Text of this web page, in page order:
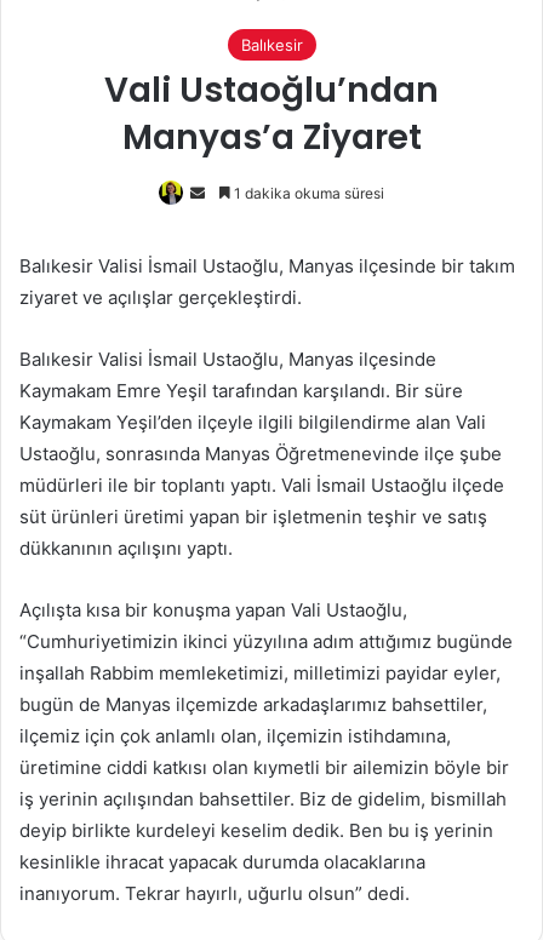
Balıkesir
Vali Ustaoğlu’ndan
Manyas’a Ziyaret
Bir
göndermek
1 dakika okuma süresi
Balıkesir Valisi İsmail Ustaoğlu, Manyas ilçesinde bir takım
ziyaret ve açılışlar gerçekleştirdi.
Balıkesir Valisi İsmail Ustaoğlu, Manyas ilçesinde
Kaymakam Emre Yeşil tarafından karşılandı. Bir süre
Kaymakam Yeşil’den ilçeyle ilgili bilgilendirme alan Vali
Ustaoğlu, sonrasında Manyas Öğretmenevinde ilçe şube
müdürleri ile bir toplantı yaptı. Vali İsmail Ustaoğlu ilçede
süt ürünleri üretimi yapan bir işletmenin teşhir ve satış
dükkanının açılışını yaptı.
Açılışta kısa bir konuşma yapan Vali Ustaoğlu,
“Cumhuriyetimizin ikinci yüzyılına adım attığımız bugünde
inşallah Rabbim memleketimizi, milletimizi payidar eyler,
bugün de Manyas ilçemizde arkadaşlarımız bahsettiler,
ilçemiz için çok anlamlı olan, ilçemizin istihdamına,
üretimine ciddi katkısı olan kıymetli bir ailemizin böyle bir
iş yerinin açılışından bahsettiler. Biz de gidelim, bismillah
deyip birlikte kurdeleyi keselim dedik. Ben bu iş yerinin
kesinlikle ihracat yapacak durumda olacaklarına
inanıyorum. Tekrar hayırlı, uğurlu olsun” dedi.